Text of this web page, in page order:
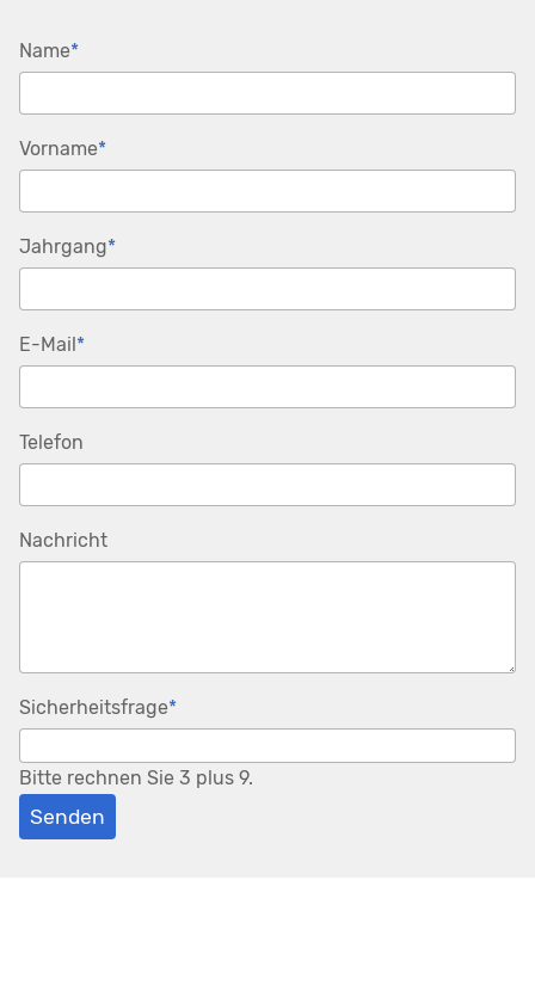
Pflichtfeld
Name*
Pflichtfeld
Vorname*
Pflichtfeld
Jahrgang*
Pflichtfeld
E-Mail *
Telefon
Nachricht
Pflichtfeld
Sicherheitsfrage*
Bitte rechnen Sie 3 plus 9.
Senden